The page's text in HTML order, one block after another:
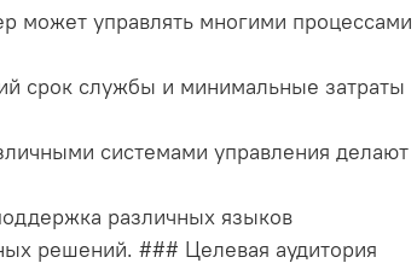
может управлять многими процессами
срок службы и минимальные затраты
системами управления делают
различных языков
решений. ### Целевая аудитория